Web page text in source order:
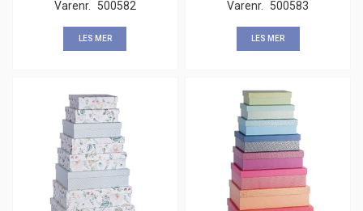
Varenr. 500582
LES MER
Varenr. 500583
LES MER